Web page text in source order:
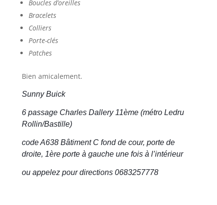
Boucles d’oreilles
Bracelets
Colliers
Porte-clés
Patches
Bien amicalement.
Sunny Buick
6 passage Charles Dallery 11ème (métro Ledru
Rollin/Bastille)
code A638 Bâtiment C fond de cour, porte de
droite, 1ère porte à gauche une fois à l’intérieur
ou appelez pour directions 0683257778